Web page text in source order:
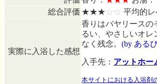
総合評価 ★★★☆☆ 平均的
実際に入浴した感想
香りはバヤリースの
るい、やさしいオ
なく残念。 (by ある
入手先： アットホー
本サイトにおける入浴剤